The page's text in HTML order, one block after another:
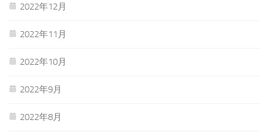
2022年12月
2022年11月
2022年10月
2022年9月
2022年8月